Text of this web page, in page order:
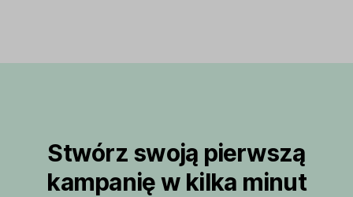
Stwórz swoją pierwszą
kampanię w kilka minut